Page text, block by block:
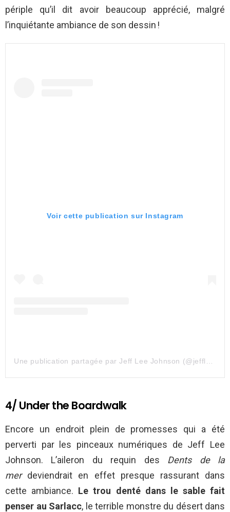
périple qu’il dit avoir beaucoup apprécié, malgré
l’inquiétante ambiance de son dessin !
Voir cette publication sur Instagram
4/ Under the Boardwalk
Encore un endroit plein de promesses qui a été
perverti par les pinceaux numériques de Jeff Lee
Johnson. L’aileron du requin des Dents de la
mer deviendrait en effet presque rassurant dans
cette ambiance. Le trou denté dans le sable fait
penser au Sarlacc, le terrible monstre du désert dans